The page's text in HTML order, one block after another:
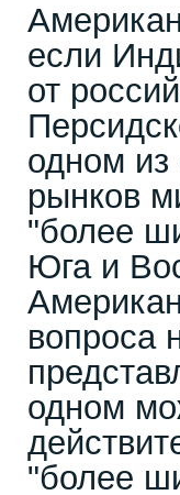
если
от
одном из
рынков
"более
Юга и
вопроса
одном
"более